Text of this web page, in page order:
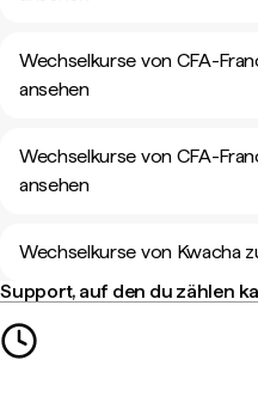
Wechselkurse von CFA-
ansehen
Wechselkurse von CFA-
ansehen
Wechselkurse von Kwacha
Support, auf den du zählen